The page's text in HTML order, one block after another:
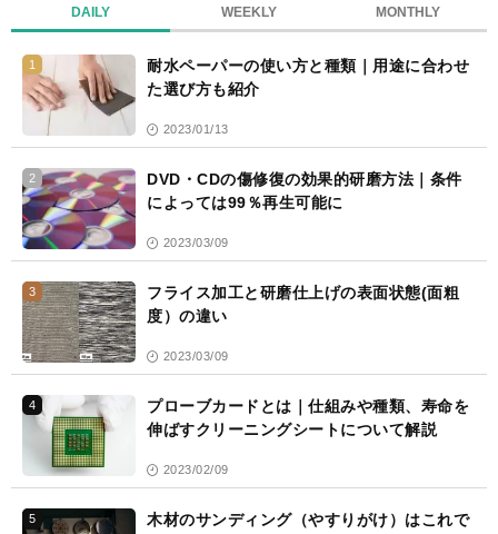
DAILY WEEKLY MONTHLY
1
耐水ペーパーの使い方と種類｜用途に合わせ
た選び方も紹介
2023/01/13
2
DVD・CDの傷修復の効果的研磨方法｜条件
によっては99％再生可能に
2023/03/09
3
フライス加工と研磨仕上げの表面状態(面粗
度）の違い
2023/03/09
4
プローブカードとは｜仕組みや種類、寿命を
伸ばすクリーニングシートについて解説
2023/02/09
5
木材のサンディング（やすりがけ）はこれで